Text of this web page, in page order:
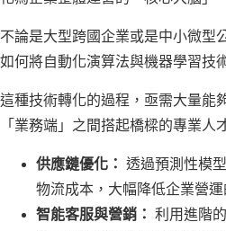
不論是大型跨國企業或是中小微型
如何將自動化演算法與機器學習技
這種技術轉化的過程，亟需大量能
「業務端」之間搭起橋樑的專業
供應鏈優化： 透過預測性模
物流成本，大幅降低企業營運
智能客服與營銷： 利用進階